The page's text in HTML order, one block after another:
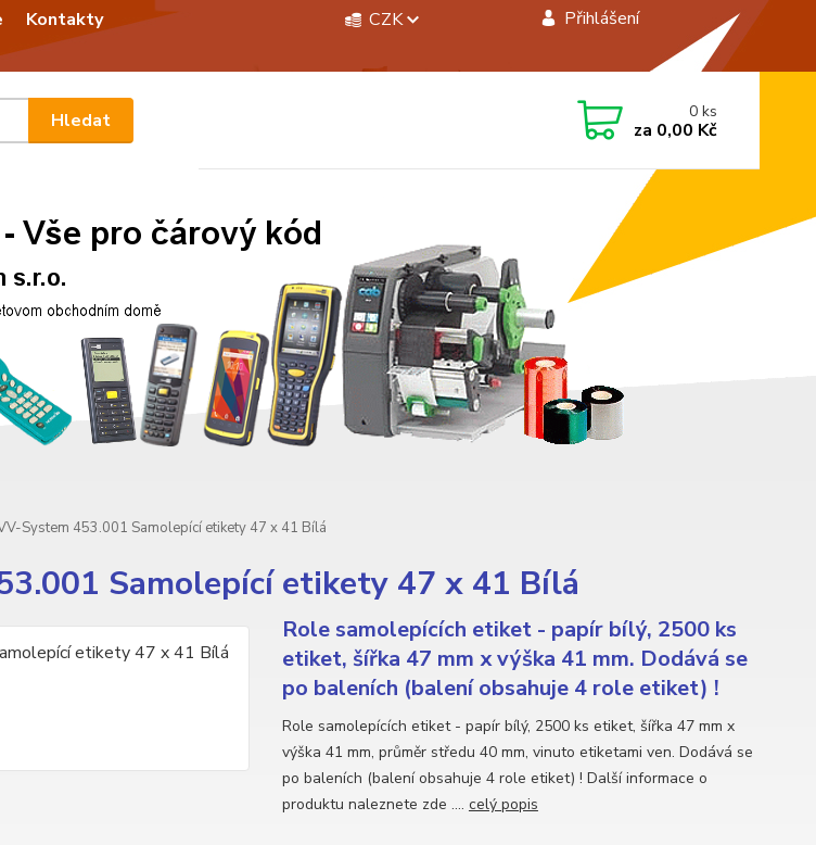
Kontakty CZK Přihlášení
Hledat 0ks
za 0,00 Kč
System 453.001 Samolepící etikety 47 x 41 Bílá
Samolepící etikety 47 x 41 Bílá
Role samolepících etiket - papír bílý, 2500 ks
etiket, šířka 47 mm x výška 41 mm. Dodává se
po baleních (balení obsahuje 4 role etiket) !
Role samolepících etiket - papír bílý, 2500 ks etiket, šířka 47 mm x
výška 41 mm, průměr středu 40 mm, vinuto etiketami ven. Dodává se
po baleních (balení obsahuje 4 role etiket) ! Další informace o
produktu naleznete zde .... celý popis